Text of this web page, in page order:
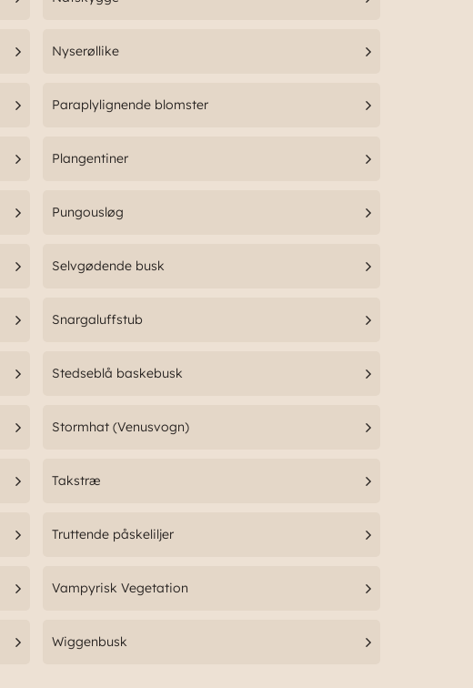
Nyserøllike
Paraplylignende blomster
Plangentiner
Pungousløg
Selvgødende busk
Snargaluffstub
Stedseblå baskebusk
Stormhat (Venusvogn)
Takstræ
Truttende påskeliljer
Vampyrisk Vegetation
Wiggenbusk